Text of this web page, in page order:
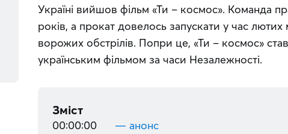
Україні вийшов фільм «Ти – космос». Команда
років, а прокат довелось запускати у час лютих
ворожих обстрілів. Попри це, «Ти – космос»
українським фільмом за часи Незалежності.
Зміст
00:00:00
— анонс